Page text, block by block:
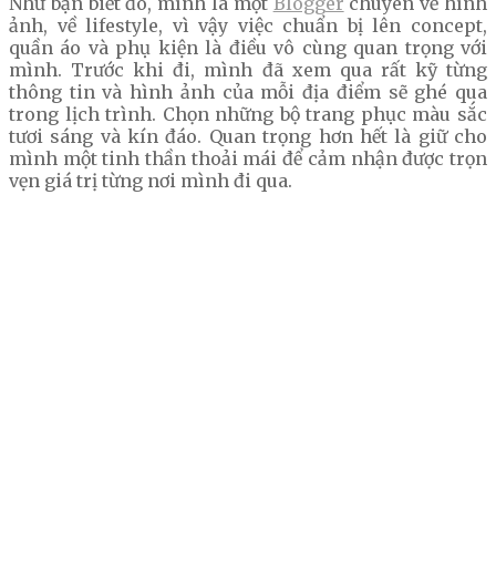
ảnh, về lifestyle, vì vậy việc chuẩn bị lên concept,
quần áo và phụ kiện là điều vô cùng quan trọng với
mình. Trước khi đi, mình đã xem qua rất kỹ từng
thông tin và hình ảnh của mỗi địa điểm sẽ ghé qua
trong lịch trình. Chọn những bộ trang phục màu sắc
tươi sáng và kín đáo. Quan trọng hơn hết là giữ cho
mình một tinh thần thoải mái để cảm nhận được trọn
vẹn giá trị từng nơi mình đi qua.